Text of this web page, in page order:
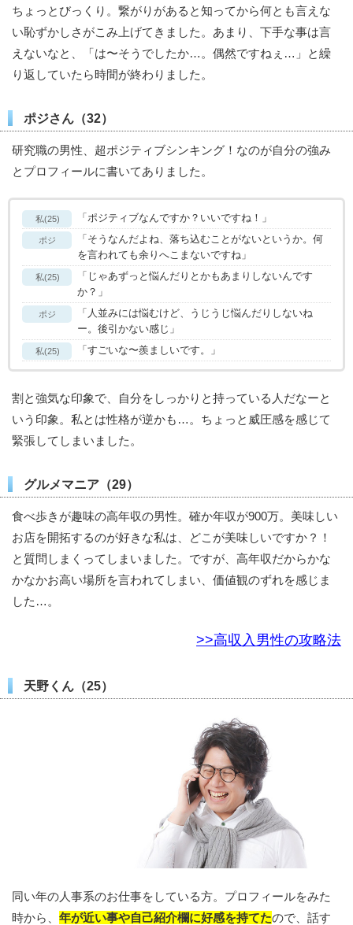
ちょっとびっくり。繋がりがあると知ってから何とも言えな
い恥ずかしさがこみ上げてきました。あまり、下手な事は言
えないなと、「は〜そうでしたか…。偶然ですねぇ…」と繰
り返していたら時間が終わりました。
ポジさん（32）
研究職の男性、超ポジティブシンキング！なのが自分の強み
とプロフィールに書いてありました。
私(25) 「ポジティブなんですか？いいですね！」
ポジ
「そうなんだよね、落ち込むことがないというか。何
を言われても余りへこまないですね」
私(25)
「じゃあずっと悩んだりとかもあまりしないんです
か？」
ポジ
「人並みには悩むけど、うじうじ悩んだりしないね
ー。後引かない感じ」
私(25) 「すごいな〜羨ましいです。」
割と強気な印象で、自分をしっかりと持っている人だなーと
いう印象。私とは性格が逆かも…。ちょっと威圧感を感じて
緊張してしまいました。
グルメマニア（29）
食べ歩きが趣味の高年収の男性。確か年収が900万。美味しい
お店を開拓するのが好きな私は、どこが美味しいですか？！
と質問しまくってしまいました。ですが、高年収だからかな
かなかお高い場所を言われてしまい、価値観のずれを感じま
した…。
>>高収入男性の攻略法
天野くん（25）
同い年の人事系のお仕事をしている方。プロフィールをみた
時から、 年が近い事や自己紹介欄に好感を持てたので、話す